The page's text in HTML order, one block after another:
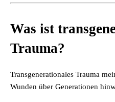
Was ist
Trauma?
Transgenerationales Trauma
Wunden über Generationen